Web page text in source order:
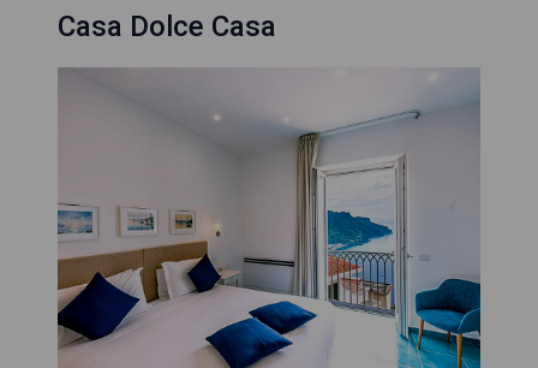
Casa Dolce Casa